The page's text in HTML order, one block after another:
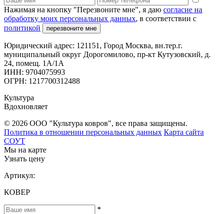
Нажимая на кнопку "Перезвоните мне", я даю согласие на
обработку моих персональных данных, в соответствии с
политикой
перезвоните мне
Юридический адрес: 121151, Город Москва, вн.тер.г.
муниципальный округ Дорогомилово, пр-кт Кутузовский, д.
24, помещ. 1А/1А
ИНН: 9704075993
ОГРН: 1217700312488
Культура
Вдохновляет
© 2026 ООО "Культура ковров", все права защищены.
Политика в отношении персональных данных Карта сайта
СОУТ
Мы на карте
Узнать цену
Артикул:
КОВЕР
*